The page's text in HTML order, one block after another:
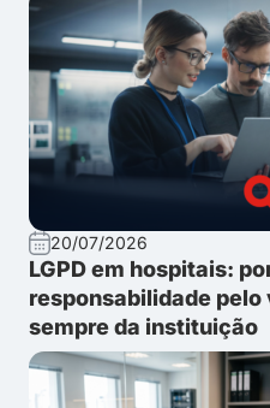
20/07/2026
LGPD em hospitais:
responsabilidade pelo
sempre da instituição